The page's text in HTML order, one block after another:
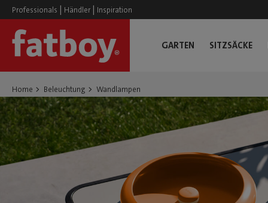
Professionals | Händler | Inspiration
GARTEN SITZSÄCKE
Home Beleuchtung Wandlampen